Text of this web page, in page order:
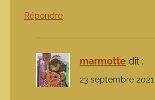
Répondre
marmotte dit :
23 septembre